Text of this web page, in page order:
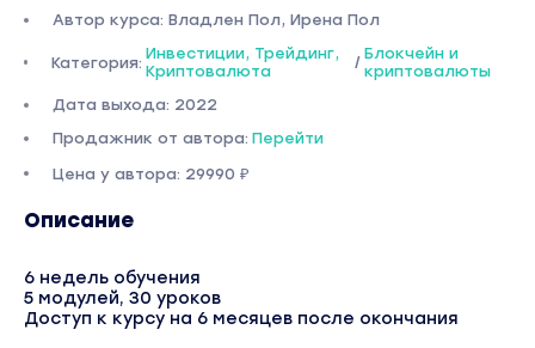
Автор курса: Владлен Пол, Ирена Пол
Категория: Инвестиции, Трейдинг,
Криптовалюта
/ Блокчейн и
криптовалюты
Дата выхода: 2022
Продажник от автора: Перейти
Цена у автора: 29990 ₽
Описание
6 недель обучения
5 модулей, 30 уроков
Доступ к курсу на 6 месяцев после окончания